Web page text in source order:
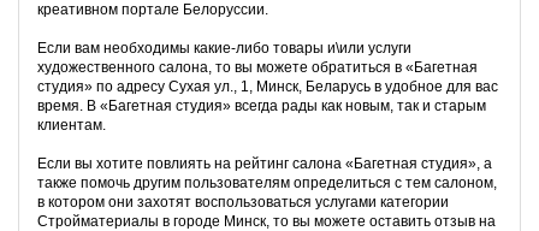
креативном портале Белоруссии.
Если вам необходимы какие-либо товары и\или услуги
художественного салона, то вы можете обратиться в «Багетная
студия» по адресу Сухая ул., 1, Минск, Беларусь в удобное для вас
время. В «Багетная студия» всегда рады как новым, так и старым
клиентам.
Если вы хотите повлиять на рейтинг салона «Багетная студия», а
также помочь другим пользователям определиться с тем салоном,
в котором они захотят воспользоваться услугами категории
Стройматериалы в городе Минск, то вы можете оставить отзыв на